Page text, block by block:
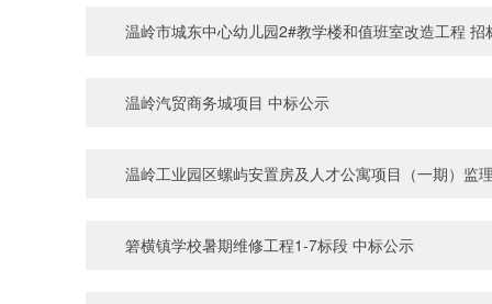
温岭市城东中心幼儿园2#教学楼和值班室改造工程 招
温岭汽贸商务城项目 中标公示
温岭工业园区螺屿安置房及人才公寓项目（一期）监
箬横镇学校暑期维修工程1-7标段 中标公示